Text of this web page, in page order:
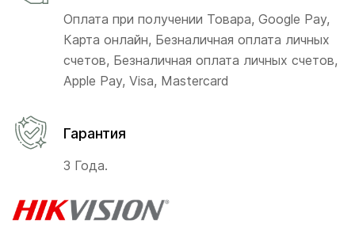
Оплата при получении Товара, Google Pay,
Карта онлайн, Безналичная оплата личных
счетов, Безналичная оплата личных счетов,
Apple Pay, Visa, Mastercard
Гарантия
3 Года.